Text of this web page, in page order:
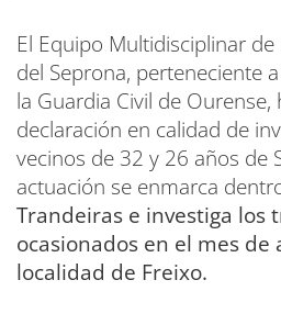
El Equipo Multidisciplinar
del Seprona, perteneciente
la Guardia Civil de
declaración en calidad de
vecinos de 32 y 26 años de
actuación se enmarca
Trandeiras e investiga los
ocasionados en el mes de
localidad de Freixo.